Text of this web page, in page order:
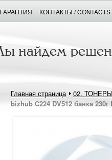
ГАРАНТИЯ КОНТАКТЫ / CONTACTS
Главная страница
02.
bizhub C224 DV512 банка